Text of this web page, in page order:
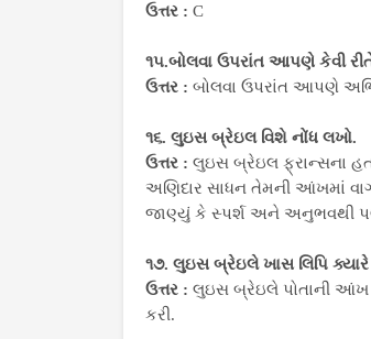
ઉત્તર : C
૧૫.બોલવા ઉપરાંત આપણે કેવી
ઉત્તર : બોલવા ઉપરાંત આપણે
૧૬. લુઇસ બ્રેઇલ વિશે નોંધ લખો.
ઉત્તર : લુઇસ બ્રેઇલ ફ્રાન્સના
અણિદાર સાધન તેમની આંખમાં
જાણ્યું કે સ્પર્શ અને અનુભવથી
૧૭. લુઇસ બ્રેઇલે ખાસ લિપિ ક્યારે
ઉત્તર : લુઇસ બ્રેઇલે પોતાની આંખ
કરી.